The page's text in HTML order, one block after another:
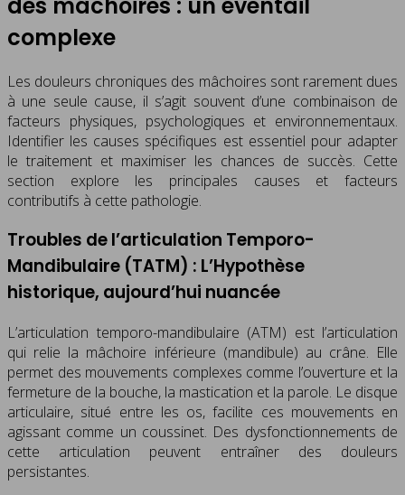
complexe
Les douleurs chroniques des mâchoires sont rarement dues
à une seule cause, il s’agit souvent d’une combinaison de
facteurs physiques, psychologiques et environnementaux.
Identifier les causes spécifiques est essentiel pour adapter
le traitement et maximiser les chances de succès. Cette
section explore les principales causes et facteurs
contributifs à cette pathologie.
Troubles de l’articulation Temporo-
Mandibulaire (TATM) : L’Hypothèse
historique, aujourd’hui nuancée
L’articulation temporo-mandibulaire (ATM) est l’articulation
qui relie la mâchoire inférieure (mandibule) au crâne. Elle
permet des mouvements complexes comme l’ouverture et la
fermeture de la bouche, la mastication et la parole. Le disque
articulaire, situé entre les os, facilite ces mouvements en
agissant comme un coussinet. Des dysfonctionnements de
cette articulation peuvent entraîner des douleurs
persistantes.